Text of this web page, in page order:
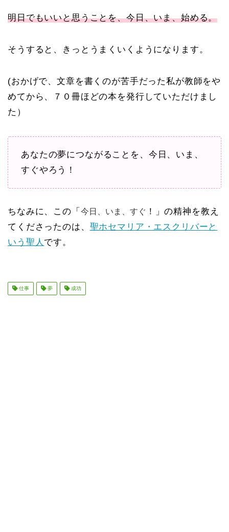
明日でもいいと思うことを、今日、いま、始める。
そうすると、きっとうまくいくようになります。
(おかげで、文章を書くのが苦手だった私が教師をや
めてから、７０冊ほどの本を発行していただけまし
た）
あなたの夢につながることを、今日、いま、
すぐやろう！
ちなみに、この「 今日、いま、すぐ ！」の精神を教え
てくださったのは、 聖ホセマリア・エスクリバーと
いう聖人 です。
仕事 夢 成功